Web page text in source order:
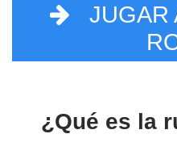
JUGAR
¿Qué es la